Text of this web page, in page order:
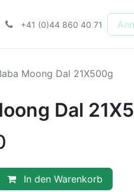
+41 (0)44 860 40 71
Moong Dal 21X500g
Dal
In den Warenkorb